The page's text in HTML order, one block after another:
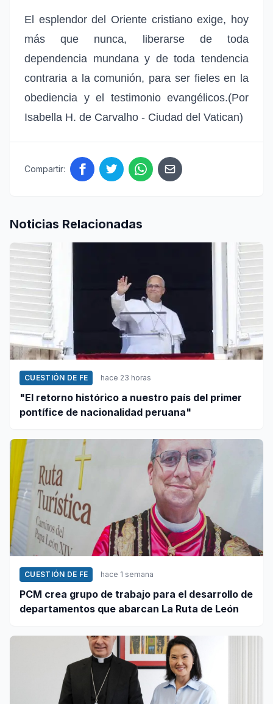
El esplendor del Oriente cristiano exige, hoy
más que nunca, liberarse de toda
dependencia mundana y de toda tendencia
contraria a la comunión, para ser fieles en la
obediencia y el testimonio evangélicos.(Por
Isabella H. de Carvalho - Ciudad del Vatican)
Compartir:
Noticias Relacionadas
CUESTIÓN DE FE hace 23 horas
"El retorno histórico a nuestro país del primer
pontífice de nacionalidad peruana"
CUESTIÓN DE FE hace 1 semana
PCM crea grupo de trabajo para el desarrollo de
departamentos que abarcan La Ruta de León